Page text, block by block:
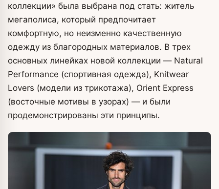
коллекции» была выбрана под стать: житель
мегаполиса, который предпочитает
комфортную, но неизменно качественную
одежду из благородных материалов. В трех
основных линейках новой коллекции — Natural
Performance (спортивная одежда), Knitwear
Lovers (модели из трикотажа), Orient Express
(восточные мотивы в узорах) — и были
продемонстрированы эти принципы.